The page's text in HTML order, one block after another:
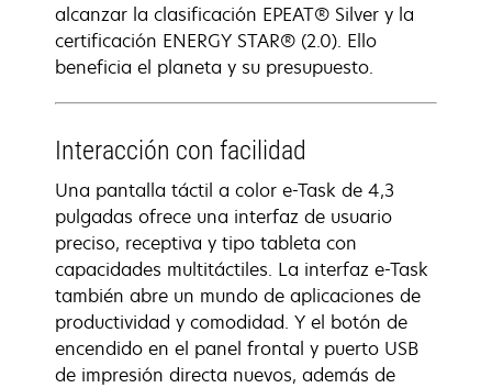
alcanzar la clasificación EPEAT® Silver y la
certificación ENERGY STAR® (2.0). Ello
beneficia el planeta y su presupuesto.
Interacción con facilidad
Una pantalla táctil a color e-Task de 4,3
pulgadas ofrece una interfaz de usuario
preciso, receptiva y tipo tableta con
capacidades multitáctiles. La interfaz e-Task
también abre un mundo de aplicaciones de
productividad y comodidad. Y el botón de
encendido en el panel frontal y puerto USB
de impresión directa nuevos, además de